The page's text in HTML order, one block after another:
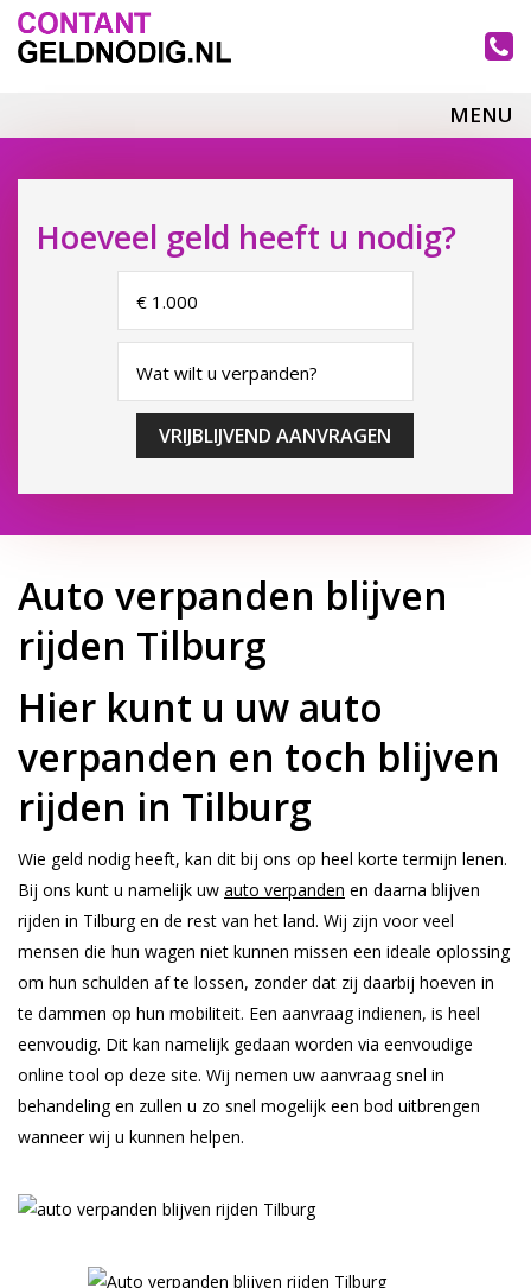
MENU
Hoeveel geld heeft u nodig?
VRIJBLIJVEND AANVRAGEN
Auto verpanden blijven
rijden Tilburg
Hier kunt u uw auto
verpanden en toch blijven
rijden in Tilburg
Wie geld nodig heeft, kan dit bij ons op heel korte termijn lenen.
Bij ons kunt u namelijk uw auto verpanden en daarna blijven
rijden in Tilburg en de rest van het land. Wij zijn voor veel
mensen die hun wagen niet kunnen missen een ideale oplossing
om hun schulden af te lossen, zonder dat zij daarbij hoeven in
te dammen op hun mobiliteit. Een aanvraag indienen, is heel
eenvoudig. Dit kan namelijk gedaan worden via eenvoudige
online tool op deze site. Wij nemen uw aanvraag snel in
behandeling en zullen u zo snel mogelijk een bod uitbrengen
wanneer wij u kunnen helpen.